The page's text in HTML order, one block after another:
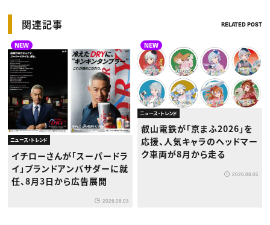
関連記事 RELATED POST
NEW
ニュース・トレンド
イチローさんが「スーパードラ
イ」ブランドアンバサダーに就
任、8月3日から広告展開
2026.08.03
NEW
ニュース・トレンド
叡山電鉄が「京まふ2026」を
応援、人気キャラのヘッドマー
ク車両が8月から走る
2026.08.05